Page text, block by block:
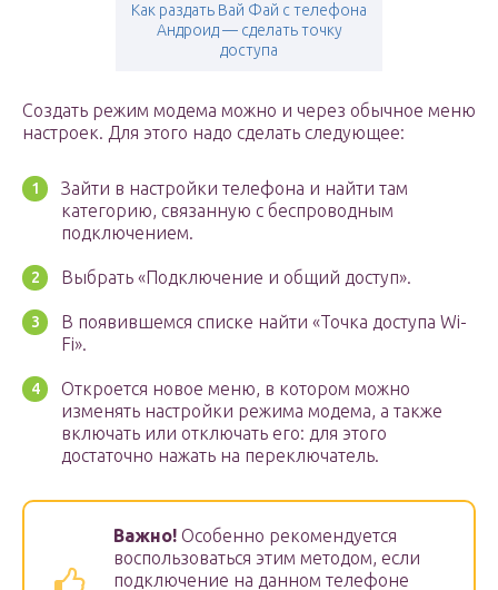
Как раздать Вай Фай с телефона
Андроид — сделать точку
доступа
Создать режим модема можно и через обычное меню
настроек. Для этого надо сделать следующее:
Зайти в настройки телефона и найти там
категорию, связанную с беспроводным
подключением.
Выбрать «Подключение и общий доступ».
В появившемся списке найти «Точка доступа Wi-
Fi».
Откроется новое меню, в котором можно
изменять настройки режима модема, а также
включать или отключать его: для этого
достаточно нажать на переключатель.
Важно! Особенно рекомендуется
воспользоваться этим методом, если
подключение на данном телефоне